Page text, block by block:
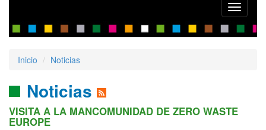
Toggle
Inicio Noticias
Noticias
VISITA A LA MANCOMUNIDAD DE ZERO WASTE
EUROPE